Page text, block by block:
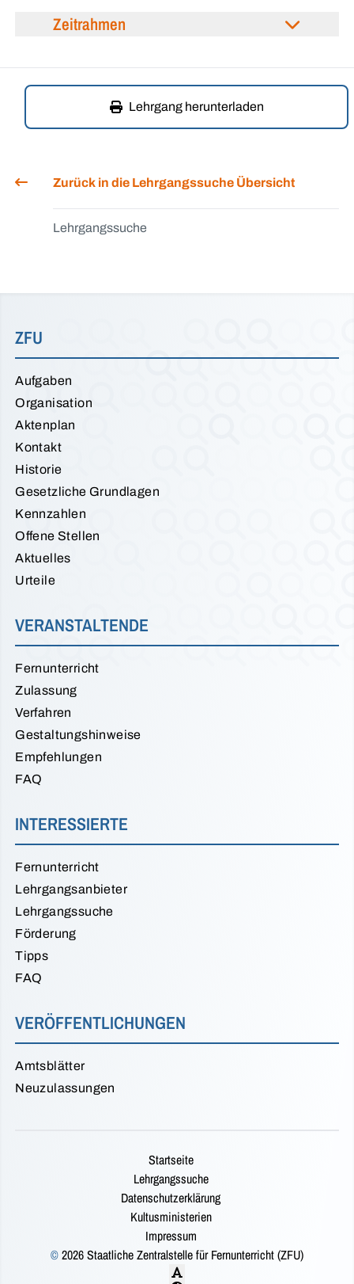
Zeitrahmen
Lehrgang herunterladen
Zurück in die Lehrgangssuche Übersicht
Lehrgangssuche
ZFU
Aufgaben
Organisation
Aktenplan
Kontakt
Historie
Gesetzliche Grundlagen
Kennzahlen
Offene Stellen
Aktuelles
Urteile
VERANSTALTENDE
Fernunterricht
Zulassung
Verfahren
Gestaltungshinweise
Empfehlungen
FAQ
INTERESSIERTE
Fernunterricht
Lehrgangsanbieter
Lehrgangssuche
Förderung
Tipps
FAQ
VERÖFFENTLICHUNGEN
Amtsblätter
Neuzulassungen
Startseite
Lehrgangssuche
Datenschutzerklärung
Kultusministerien
Impressum
©2026 Staatliche Zentralstelle für Fernunterricht (ZFU)